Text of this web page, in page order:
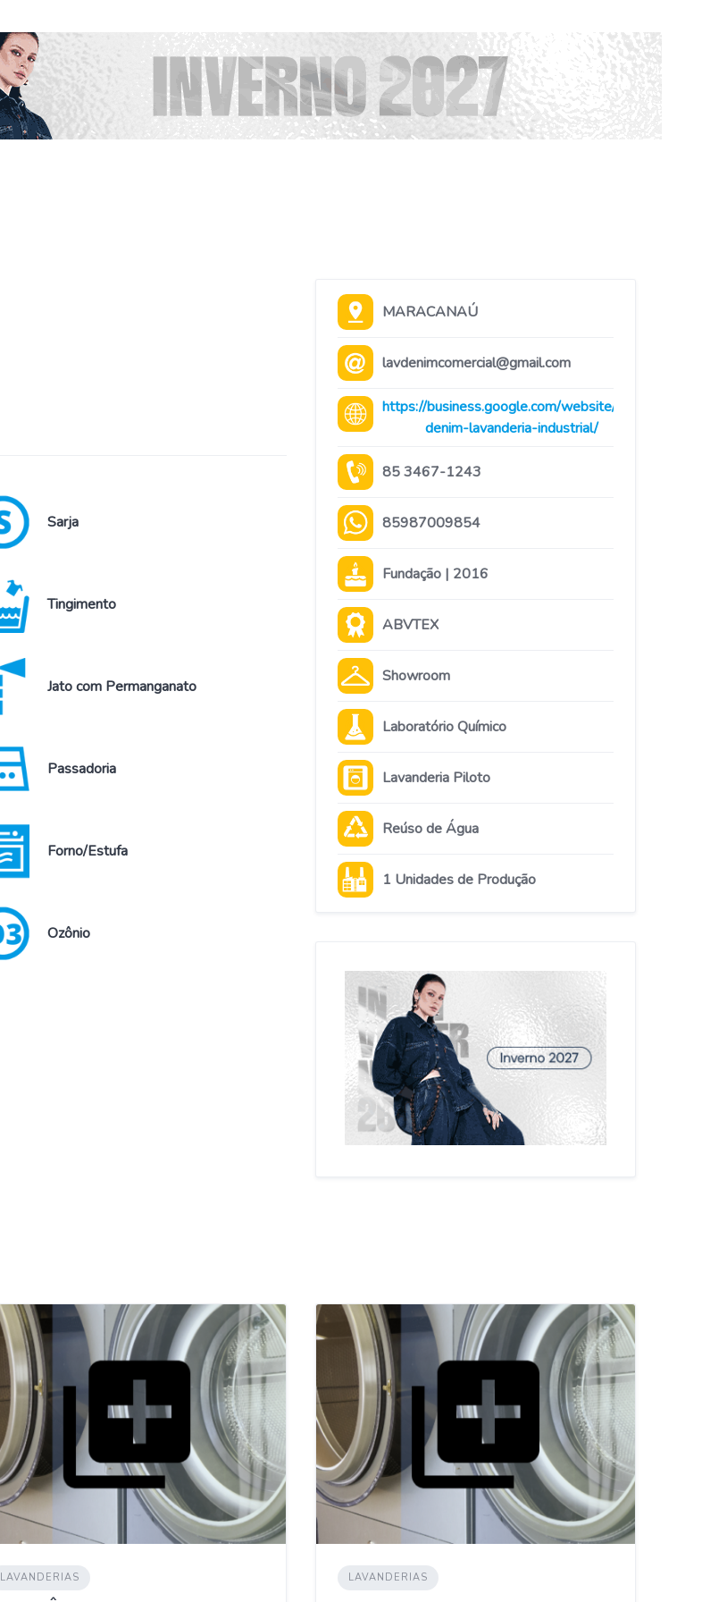
Sarja
Tingimento
Jato com Permanganato
Passadoria
Forno/Estufa
Ozônio
MARACANAÚ
lavdenimcomercial@gmail.com
https://business.google.com/website/lav-
denim-lavanderia-industrial/
85 3467-1243
85987009854
Fundação | 2016
ABVTEX
Showroom
Laboratório Químico
Lavanderia Piloto
Reúso de Água
1 Unidades de Produção
LAVANDERIAS LAVANDERIAS